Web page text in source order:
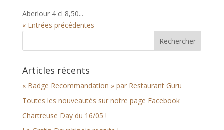
Aberlour 4 cl 8,50...
« Entrées précédentes
Articles récents
« Badge Recommandation » par Restaurant Guru
Toutes les nouveautés sur notre page Facebook
Chartreuse Day du 16/05 !